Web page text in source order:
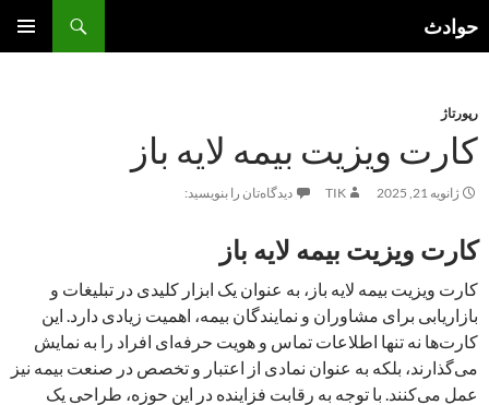
بهحوادث
رپورتاژ
کارت ویزیت بیمه لایه باز
ژانویه 21, 2025 TIK دیدگاه‌تان را بنویسید:
کارت ویزیت بیمه لایه باز
کارت ویزیت بیمه لایه باز، به عنوان یک ابزار کلیدی در تبلیغات و
بازاریابی برای مشاوران و نمایندگان بیمه، اهمیت زیادی دارد. این
کارت‌ها نه تنها اطلاعات تماس و هویت حرفه‌ای افراد را به نمایش
می‌گذارند، بلکه به عنوان نمادی از اعتبار و تخصص در صنعت بیمه نیز
عمل می‌کنند. با توجه به رقابت فزاینده در این حوزه، طراحی یک